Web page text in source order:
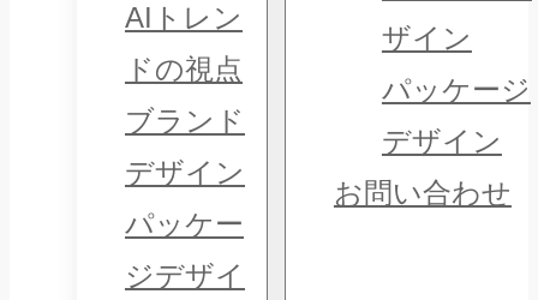
AIトレン
ドの視点
ブランド
デザイン
パッケー
ジデザイ
ザイン
パッケージ
デザイン
お問い合わせ